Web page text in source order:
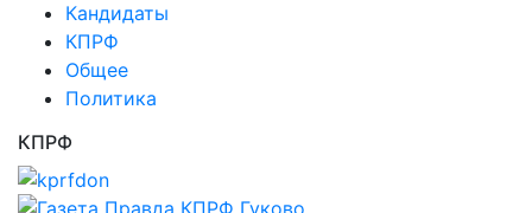
Кандидаты
КПРФ
Общее
Политика
КПРФ